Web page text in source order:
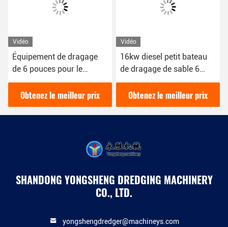
Vidéo
Équipement de dragage
de 6 pouces pour le
dragage de sable avec
une apparence blanche
Obtenez le meilleur prix
Vidéo
16kw diesel petit bateau
de dragage de sable 6
pouces pour le dragage de
sable dans la rivière
Obtenez le meilleur prix
SHANDONG YONGSHENG DREDGING MACHINERY
CO., LTD.
yongshengdredger@machineys.com